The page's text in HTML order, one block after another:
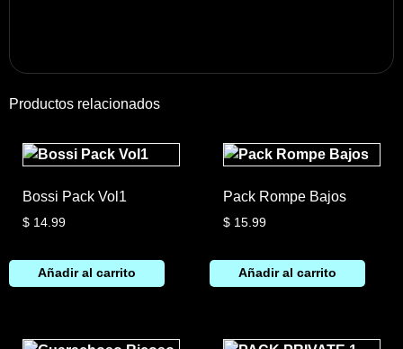
Productos relacionados
Bossi Pack Vol1
$ 14.99
Añadir al carrito
Pack Rompe Bajos
$15.99
Añadir al carrito